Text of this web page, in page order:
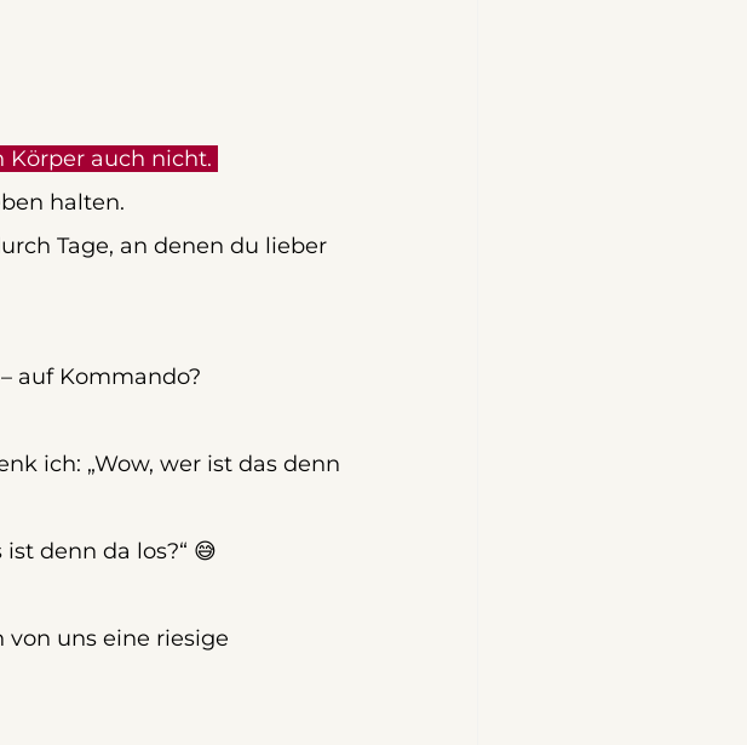
Körper auch nicht.
halten.
Tage, an denen du lieber
auf Kommando?
ich: „Wow, wer ist das denn
denn da los?“ 😅
uns eine riesige